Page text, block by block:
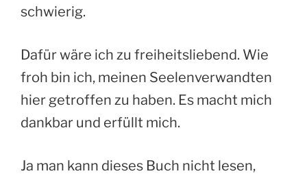
schwierig.
Dafür wäre ich zu freiheitsliebend. Wie
froh bin ich, meinen Seelenverwandten
hier getroffen zu haben. Es macht mich
dankbar und erfüllt mich.
Ja man kann dieses Buch nicht lesen,